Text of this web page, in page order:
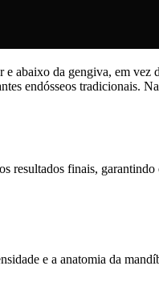
abaixo da gengiva, em
endósseos
resultados finais,
e a anatomia da